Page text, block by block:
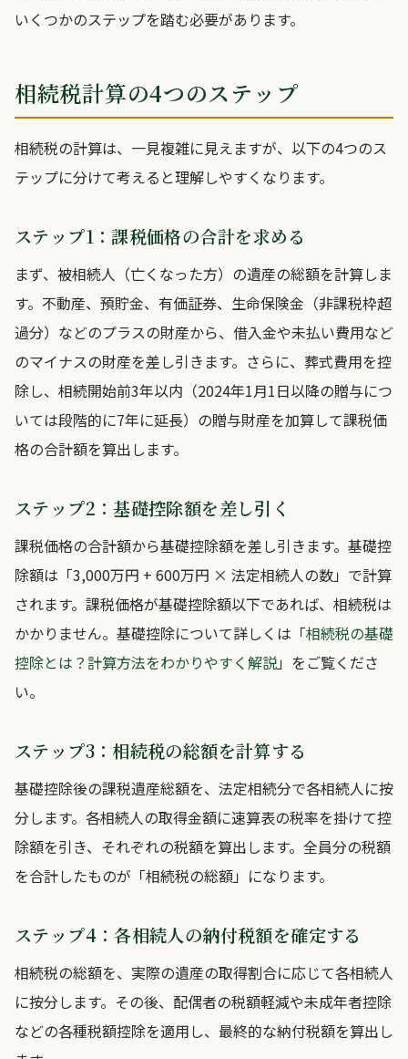
いくつかのステップを踏む必要があります。
相続税計算の4つのステップ
相続税の計算は、一見複雑に見えますが、以下の4つのス
テップに分けて考えると理解しやすくなります。
ステップ1：課税価格の合計を求める
まず、被相続人（亡くなった方）の遺産の総額を計算しま
す。不動産、預貯金、有価証券、生命保険金（非課税枠超
過分）などのプラスの財産から、借入金や未払い費用など
のマイナスの財産を差し引きます。さらに、葬式費用を控
除し、相続開始前3年以内（2024年1月1日以降の贈与につ
いては段階的に7年に延長）の贈与財産を加算して課税価
格の合計額を算出します。
ステップ2：基礎控除額を差し引く
課税価格の合計額から基礎控除額を差し引きます。基礎控
除額は「3,000万円 + 600万円 × 法定相続人の数」で計算
されます。課税価格が基礎控除額以下であれば、相続税は
かかりません。基礎控除について詳しくは「相続税の基礎
控除とは？計算方法をわかりやすく解説」をご覧くださ
い。
ステップ3：相続税の総額を計算する
基礎控除後の課税遺産総額を、法定相続分で各相続人に按
分します。各相続人の取得金額に速算表の税率を掛けて控
除額を引き、それぞれの税額を算出します。全員分の税額
を合計したものが「相続税の総額」になります。
ステップ4：各相続人の納付税額を確定する
相続税の総額を、実際の遺産の取得割合に応じて各相続人
に按分します。その後、配偶者の税額軽減や未成年者控除
などの各種税額控除を適用し、最終的な納付税額を算出し